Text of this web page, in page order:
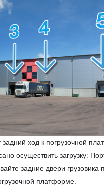
задний ход к погрузочной
осуществить загрузку:
задние двери грузовика
платформе.